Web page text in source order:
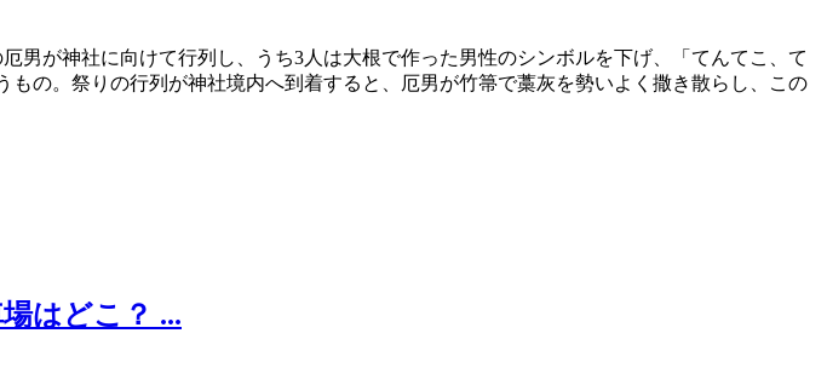
男が神社に向けて行列し、うち3人は大根で作った男性のシンボルを下げ、「てんてこ、て
の。祭りの行列が神社境内へ到着すると、厄男が竹箒で藁灰を勢いよく撒き散らし、この
はどこ？ ...